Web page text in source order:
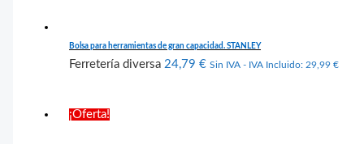
Bolsa para herramientas de gran capacidad. STANLEY
Ferretería diversa24,79€ Sin IVA - IVA Incluido: 29,99€
¡Oferta!